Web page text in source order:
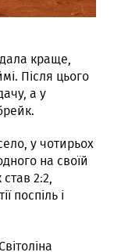
краще,
Після цього
а у
у чотирьох
на своїй
2:2,
поспіль і